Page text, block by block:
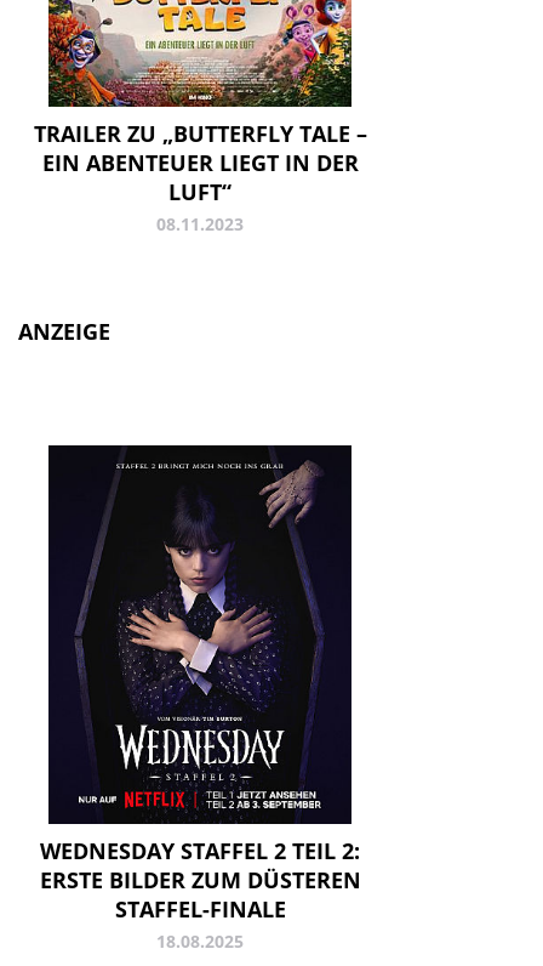
TRAILER ZU „BUTTERFLY TALE –
EIN ABENTEUER LIEGT IN DER
LUFT“
08.11.2023
ANZEIGE
WEDNESDAY STAFFEL 2 TEIL 2:
ERSTE BILDER ZUM DÜSTEREN
STAFFEL-FINALE
18.08.2025